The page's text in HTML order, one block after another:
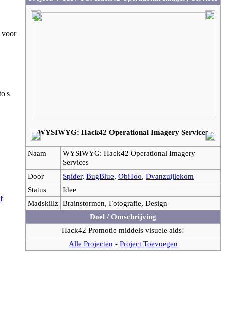
WYSIWYG: Hack42 Operational Imagery Services
Naam
WYSIWYG: Hack42 Operational Imagery
Services
Door
Spider, BugBlue, ObiToo, Dvanzuijlekom
Status
Idee
Madskillz Brainstormen, Fotografie, Design
Doel / Omschrijving
Hack42 Promotie middels visuele aids!
Alle Projecten - Project Toevoegen
voor